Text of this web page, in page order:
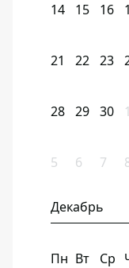
14 15 16
21 22 23
28 29 30 1
5 6 7
Декабрь
Пн Вт Ср